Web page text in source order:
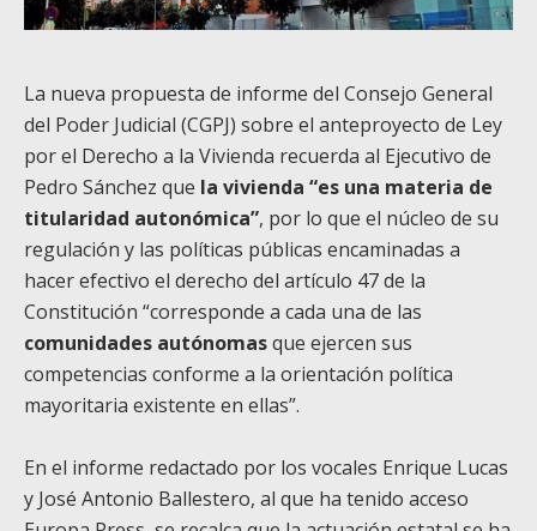
La nueva propuesta de informe del Consejo General
del Poder Judicial (CGPJ) sobre el anteproyecto de Ley
por el Derecho a la Vivienda recuerda al Ejecutivo de
Pedro Sánchez que la vivienda “es una materia de
titularidad autonómica”, por lo que el núcleo de su
regulación y las políticas públicas encaminadas a
hacer efectivo el derecho del artículo 47 de la
Constitución “corresponde a cada una de las
comunidades autónomasque ejercen sus
competencias conforme a la orientación política
mayoritaria existente en ellas”.
En el informe redactado por los vocales Enrique Lucas
y José Antonio Ballestero, al que ha tenido acceso